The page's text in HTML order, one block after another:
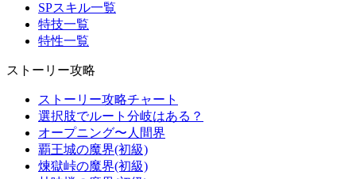
SPスキル一覧
特技一覧
特性一覧
ストーリー攻略
ストーリー攻略チャート
選択肢でルート分岐はある？
オープニング〜人間界
覇王城の魔界(初級)
煉獄峠の魔界(初級)